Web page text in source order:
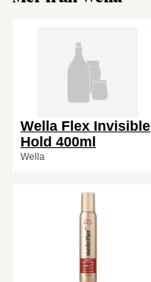
Wella Flex Invisible
Hold 400ml
Wella